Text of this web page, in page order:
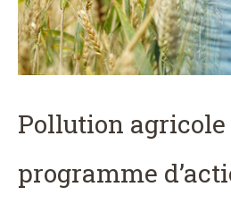
Pollution agricole
programme